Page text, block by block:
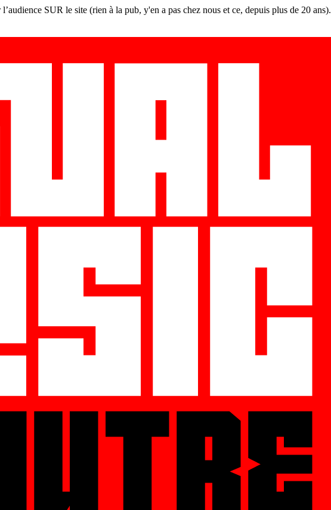
SUR le site (rien à la pub, y'en a pas chez nous et ce, depuis plus de 20 ans).